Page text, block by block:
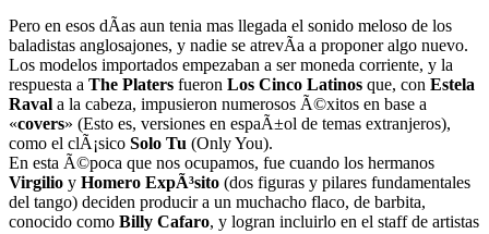
Pero en esos dÃ­as aun tenia mas llegada el sonido meloso de los
baladistas anglosajones, y nadie se atrevÃ­a a proponer algo nuevo.
Los modelos importados empezaban a ser moneda corriente, y la
respuesta a The Platers fueron Los Cinco Latinos que, con Estela
Raval a la cabeza, impusieron numerosos Ã©xitos en base a
«covers» (Esto es, versiones en espaÃ±ol de temas extranjeros),
como el clÃ¡sico Solo Tu (Only You).
En esta Ã©poca que nos ocupamos, fue cuando los hermanos
Virgilio y Homero ExpÃ³sito (dos figuras y pilares fundamentales
del tango) deciden producir a un muchacho flaco, de barbita,
conocido como Billy Cafaro, y logran incluirlo en el staff de artistas